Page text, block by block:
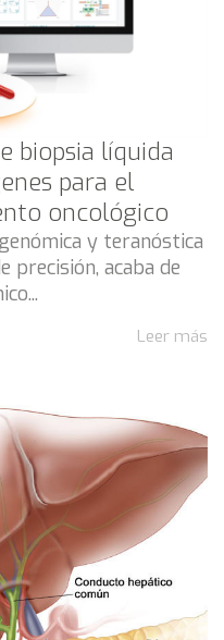
biopsia líquida
para el
oncológico
y teranóstica
precisión, acaba de
Leer más